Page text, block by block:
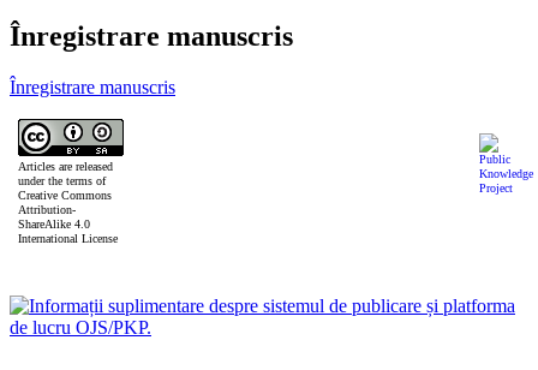
Înregistrare manuscris
Înregistrare manuscris
Articles are released
under the terms of
Creative Commons
Attribution-
ShareAlike 4.0
International License